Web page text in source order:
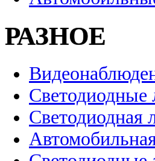
РАЗНОЕ
Светодиодная